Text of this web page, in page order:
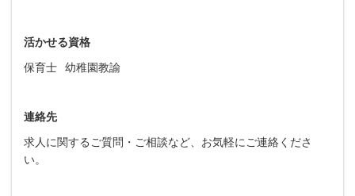
活かせる資格
保育士
幼稚園教諭
連絡先
求人に関するご質問・ご相談など、お気軽にご連絡くださ
い。